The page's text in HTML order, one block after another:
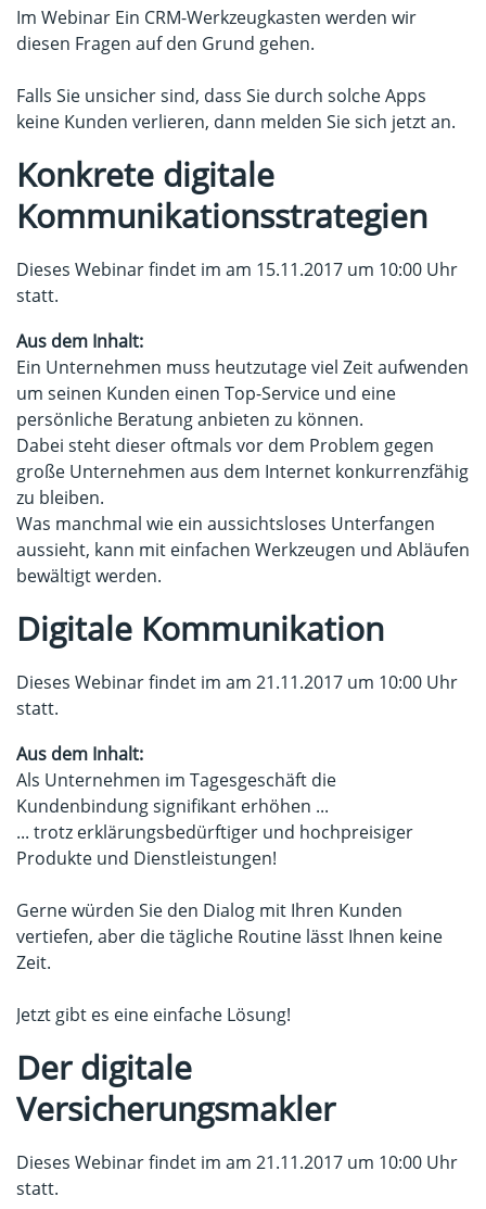
Im Webinar Ein CRM-Werkzeugkasten werden wir
diesen Fragen auf den Grund gehen.
Falls Sie unsicher sind, dass Sie durch solche Apps
keine Kunden verlieren, dann melden Sie sich jetzt an.
Konkrete digitale
Kommunikationsstrategien
Dieses Webinar findet im am 15.11.2017 um 10:00 Uhr
statt.
Aus dem Inhalt:
Ein Unternehmen muss heutzutage viel Zeit aufwenden
um seinen Kunden einen Top-Service und eine
persönliche Beratung anbieten zu können.
Dabei steht dieser oftmals vor dem Problem gegen
große Unternehmen aus dem Internet konkurrenzfähig
zu bleiben.
Was manchmal wie ein aussichtsloses Unterfangen
aussieht, kann mit einfachen Werkzeugen und Abläufen
bewältigt werden.
Digitale Kommunikation
Dieses Webinar findet im am 21.11.2017 um 10:00 Uhr
statt.
Aus dem Inhalt:
Als Unternehmen im Tagesgeschäft die
Kundenbindung signifikant erhöhen ...
... trotz erklärungsbedürftiger und hochpreisiger
Produkte und Dienstleistungen!
Gerne würden Sie den Dialog mit Ihren Kunden
vertiefen, aber die tägliche Routine lässt Ihnen keine
Zeit.
Jetzt gibt es eine einfache Lösung!
Der digitale
Versicherungsmakler
Dieses Webinar findet im am 21.11.2017 um 10:00 Uhr
statt.